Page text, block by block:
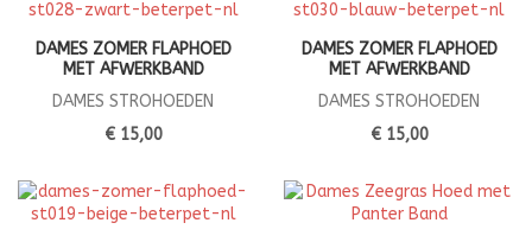
DAMES ZOMER FLAPHOED
MET AFWERKBAND
DAMES STROHOEDEN
€ 15,00
DAMES ZOMER FLAPHOED
MET AFWERKBAND
DAMES STROHOEDEN
€ 15,00